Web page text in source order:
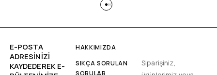
E-POSTA
ADRESINIZI
KAYDEDEREK E-
HAKKIMIZDA
SIKÇA SORULAN
Siparişiniz,